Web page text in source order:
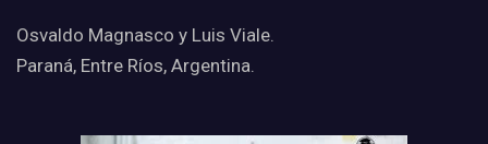
Osvaldo Magnasco y Luis Viale.
Paraná, Entre Ríos, Argentina.